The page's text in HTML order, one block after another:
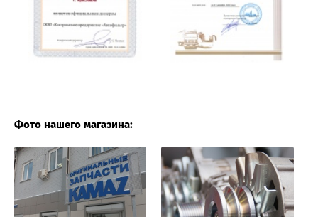
Фото нашего магазина: